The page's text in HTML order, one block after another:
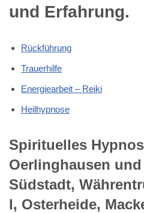
und Erfahrung.
Rückführung
Trauerhilfe
Energiearbeit – Reiki
Heilhypnose
Spirituelles
Oerlinghausen
Südstadt,
I, Osterheide,